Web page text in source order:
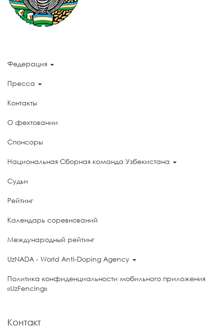
Федерация
Пресса
Контакты
О фехтовании
Спонсоры
Национальная Сборная команда Узбекистана
Судьи
Рейтинг
Календарь соревнований
Международный рейтинг
UzNADA - World Anti-Doping Agency
Политика конфиденциальности мобильного приложения
«UzFencing»
Контакт